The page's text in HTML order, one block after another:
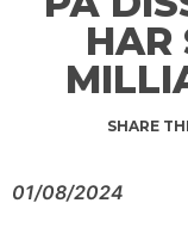
HAR
SHARE
01/08/2024